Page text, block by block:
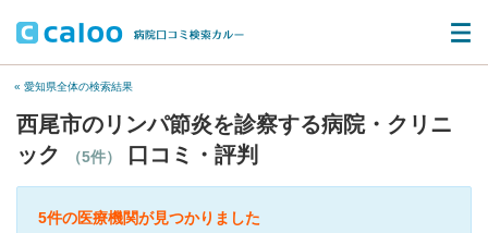
« 愛知県全体の検索結果
西尾市のリンパ節炎を診察する病院・クリニ
ック
（5件） 口コミ・評判
5件の医療機関が見つかりました